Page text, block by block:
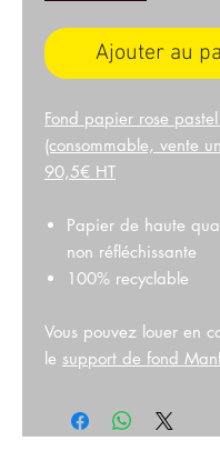
Ajouter au
Fond papier rose
(consommable, vente
90,5€ HT
Papier de haute
non réfléchissante
100% recyclable
Vous pouvez louer en
le support de fond